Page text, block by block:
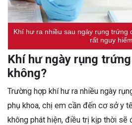
Khí hư ra nhiều sau ngày rụng trứng
rất nguy hiểm
Khí hư ngày rụng
không?
Trường hợp khí hư ra nhiều ngày
phụ khoa, chị em cần đến cơ sở y
không phát hiện, điều trị kịp thời sẽ